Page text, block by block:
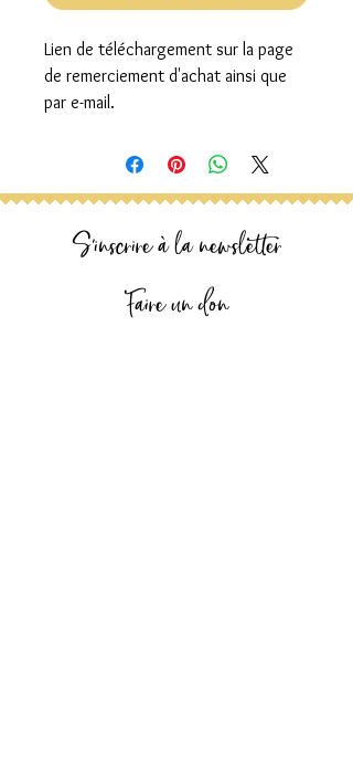
Lien de téléchargement sur la page
de remerciement d'achat ainsi que
par e-mail.
S'inscrire à la newsletter
Faire un don